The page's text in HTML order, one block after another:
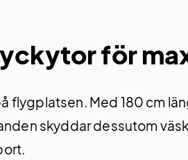
för
Med 180 cm
skyddar dessutom